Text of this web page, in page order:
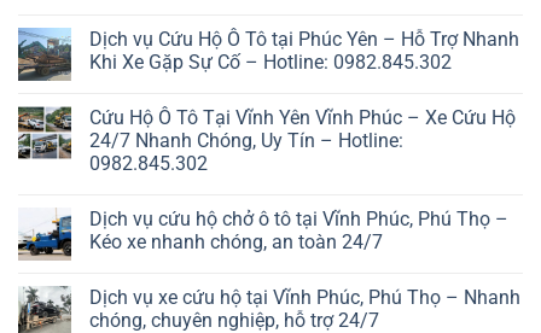
Dịch vụ Cứu Hộ Ô Tô tại Phúc Yên – Hỗ Trợ Nhanh
Khi Xe Gặp Sự Cố – Hotline: 0982.845.302
Cứu Hộ Ô Tô Tại Vĩnh Yên Vĩnh Phúc – Xe Cứu Hộ
24/7 Nhanh Chóng, Uy Tín – Hotline:
0982.845.302
Dịch vụ cứu hộ chở ô tô tại Vĩnh Phúc, Phú Thọ –
Kéo xe nhanh chóng, an toàn 24/7
Dịch vụ xe cứu hộ tại Vĩnh Phúc, Phú Thọ – Nhanh
chóng, chuyên nghiệp, hỗ trợ 24/7